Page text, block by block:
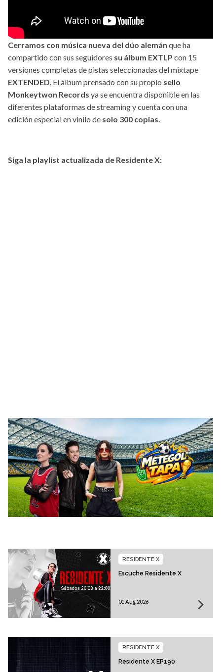
Cerramos con música nueva del dúo alemán que ha
compartido con sus seguidores su álbum EXTLP con 15
versiones completas de pistas seleccionadas del mixtape
EXTENDED. El álbum prensado con su propio sello
Monkeytwon Records ya se encuentra disponible en las
diferentes plataformas de streaming y cuenta con una
edición especial en vinilo de solo 300 copias.
Siga la playlist actualizada de Residente X:
Escuche Residente X
RESIDENTE X
01 Aug 2026
Residente X EP190
RESIDENTE X